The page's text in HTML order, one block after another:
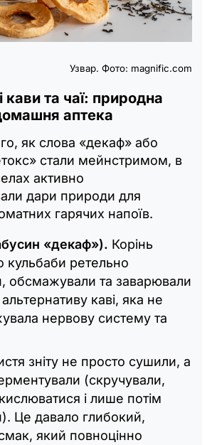
Узвар. Фото: magnific.com
кави та чаї: природна
аптека
як слова «декаф» або
стали мейнстримом, в
активно
дари природи для
гарячих напоїв.
«декаф»). Корінь
кульбаби ретельно
обсмажували та заварювали
каві, яка не
нервову систему та
зніту не просто сушили, а
(скручували,
і лише потім
Це давало глибокий,
який повноцінно